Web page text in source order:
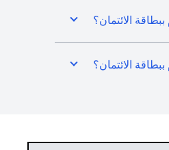
الائتمان؟
الائتمان؟